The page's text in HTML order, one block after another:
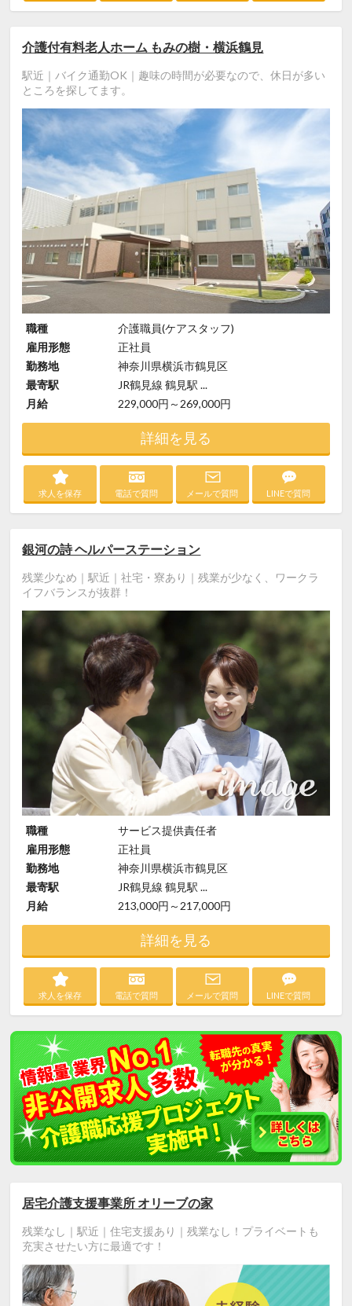
介護付有料老人ホーム もみの樹・横浜鶴見
駅近｜バイク通勤OK｜趣味の時間が必要なので、休日が多い
ところを探してます。
職種
介護職員(ケアスタッフ)
雇用形態
正社員
勤務地
神奈川県横浜市鶴見区
最寄駅
JR鶴見線 鶴見駅 ...
月給
229,000円～269,000円
詳細を見る
求人を保存 電話で質問 メールで質問 LINEで質問
銀河の詩 ヘルパーステーション
残業少なめ｜駅近｜社宅・寮あり｜残業が少なく、ワークラ
イフバランスが抜群！
職種
サービス提供責任者
雇用形態
正社員
勤務地
神奈川県横浜市鶴見区
最寄駅
JR鶴見線 鶴見駅 ...
月給
213,000円～217,000円
詳細を見る
求人を保存 電話で質問 メールで質問 LINEで質問
居宅介護支援事業所 オリーブの家
残業なし｜駅近｜住宅支援あり｜残業なし！プライベートも
充実させたい方に最適です！